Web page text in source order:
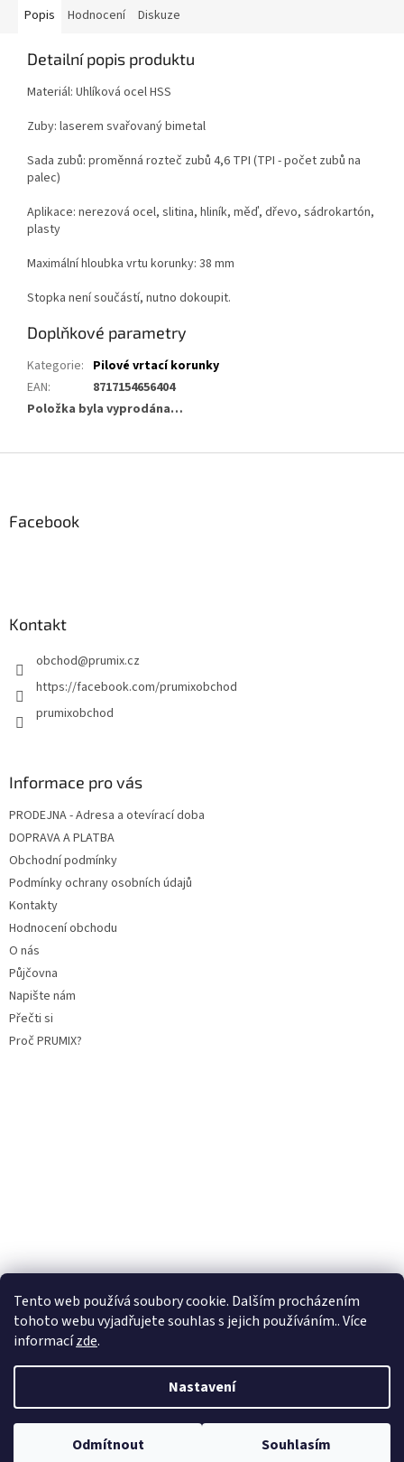
Tento web používá soubory cookie. Dalším procházením
tohoto webu vyjadřujete souhlas s jejich používáním.. Více
informacízde.
Nastavení
Odmítnout Souhlasím
Popis Hodnocení Diskuze
Detailní popis produktu
Materiál: Uhlíková ocel HSS
Zuby: laserem svařovaný bimetal
Sada zubů: proměnná rozteč zubů 4,6 TPI (TPI - počet zubů na
palec)
Aplikace: nerezová ocel, slitina, hliník, měď, dřevo, sádrokartón,
plasty
Maximální hloubka vrtu korunky: 38 mm
Stopka není součástí, nutno dokoupit.
Doplňkové parametry
Kategorie: Pilové vrtací korunky
EAN:
8717154656404
Položka byla vyprodána…
Facebook
Kontakt
obchod@prumix.cz
https://facebook.com/prumixobchod
prumixobchod
Informace pro vás
PRODEJNA - Adresa a otevírací doba
DOPRAVA A PLATBA
Obchodní podmínky
Podmínky ochrany osobních údajů
Kontakty
Hodnocení obchodu
O nás
Půjčovna
Napište nám
Přečti si
Proč PRUMIX?
Copyright 2026Prumix. Všechna práva vyhrazena.Upravit nastavení